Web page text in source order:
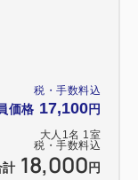
税・手数料込
価格 17,100円
大人 1 名 1 室
税・手数料込
計 18,000 円